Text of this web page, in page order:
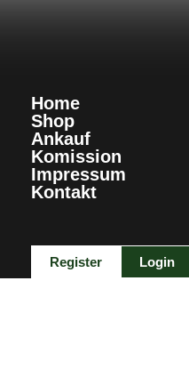
Home
Shop
Ankauf
Komission
Impressum
Kontakt
Register Login